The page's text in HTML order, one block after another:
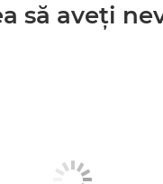
să aveţi